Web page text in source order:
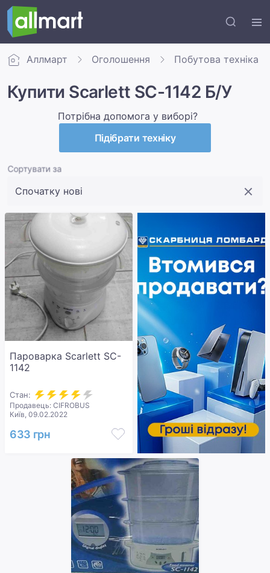
Аллмарт Оголошення Побутова техніка
Купити Scarlett SC-1142 Б/У
Потрібна допомога у виборі?
Підібрати техніку
Сортувати за
Пароварка Scarlett SC-
1142
Стан:
Продавець: CIFROBUS
Київ, 09.02.2022
633 грн